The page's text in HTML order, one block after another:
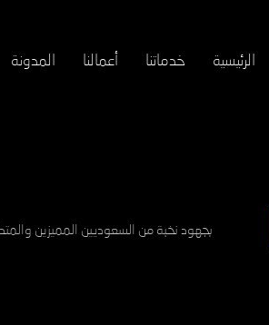
الرئيسية خدماتنا أعمالنا المدونة
بجهود نخبة من السعوديين المميزين